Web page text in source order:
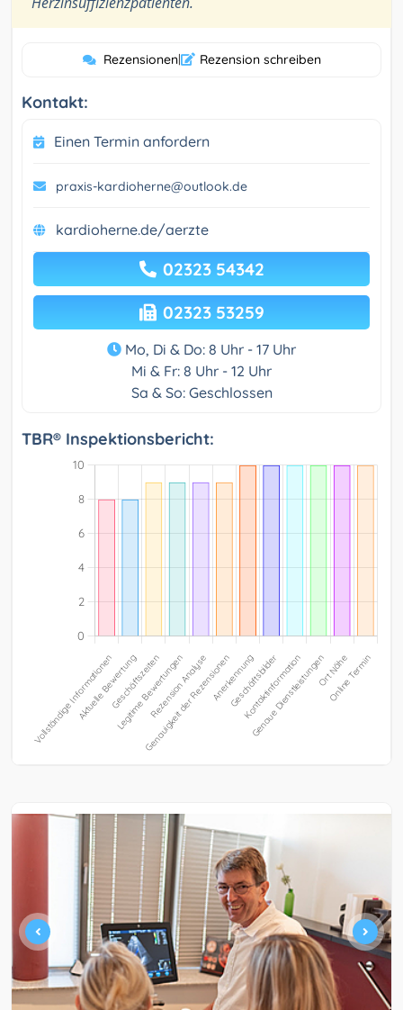
Rezensionen| Rezension schreiben
Kontakt:
Einen Termin anfordern
praxis-kardioherne@outlook.de
kardioherne.de/aerzte
02323 54342
02323 53259
Mo, Di & Do: 8 Uhr - 17 Uhr
Mi & Fr: 8 Uhr - 12 Uhr
Sa & So: Geschlossen
TBR® Inspektionsbericht: